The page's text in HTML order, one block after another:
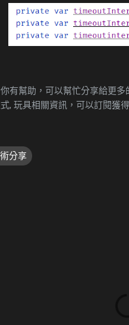
有幫助，可以幫忙分享給更
, 玩具相關資訊，可以訂閱獲
分享